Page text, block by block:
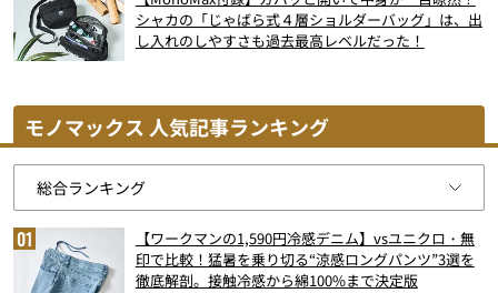
シャカの「じゃばら式４層ショルダーバッグ」は、出
し入れのしやすさも過去最高レベルだった！
モノマックス 人気記事ランキング
【ワークマンの1,590円冷感デニム】vsユニクロ・無
印で比較！猛暑を乗り切る“涼感ロングパンツ”3選を
徹底解剖。接触冷感から綿100%まで決定版